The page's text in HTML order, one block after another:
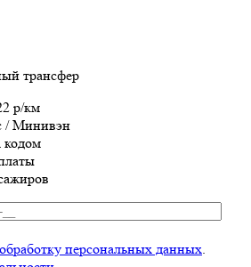
трансфер
р/км
/ Минивэн
кодом
обработку персональных данных.